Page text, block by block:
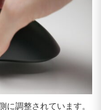
に調整されています。